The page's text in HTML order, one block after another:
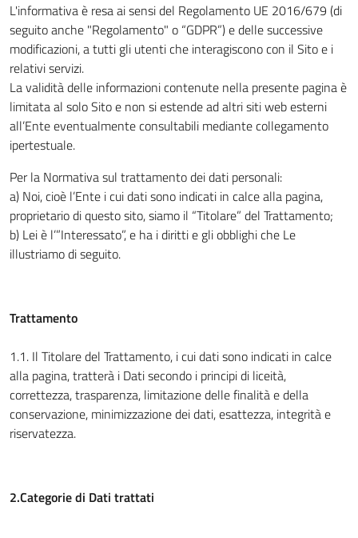
L'informativa è resa ai sensi del Regolamento UE 2016/679 (di
seguito anche "Regolamento" o “GDPR”) e delle successive
modificazioni, a tutti gli utenti che interagiscono con il Sito e i
relativi servizi.
La validità delle informazioni contenute nella presente pagina è
limitata al solo Sito e non si estende ad altri siti web esterni
all’Ente eventualmente consultabili mediante collegamento
ipertestuale.
Per la Normativa sul trattamento dei dati personali:
a) Noi, cioè l’Ente i cui dati sono indicati in calce alla pagina,
proprietario di questo sito, siamo il “Titolare” del Trattamento;
b) Lei è l’”Interessato”, e ha i diritti e gli obblighi che Le
illustriamo di seguito.
Trattamento
1.1. Il Titolare del Trattamento, i cui dati sono indicati in calce
alla pagina, tratterà i Dati secondo i principi di liceità,
correttezza, trasparenza, limitazione delle finalità e della
conservazione, minimizzazione dei dati, esattezza, integrità e
riservatezza.
2.Categorie di Dati trattati